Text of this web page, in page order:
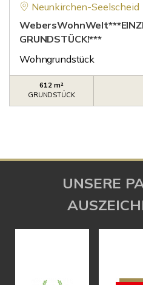
Neunkirchen-Seelscheid
GRUNDSTÜCK!***
Wohngrundstück
612 m²
GRUNDSTÜCK
UNSERE